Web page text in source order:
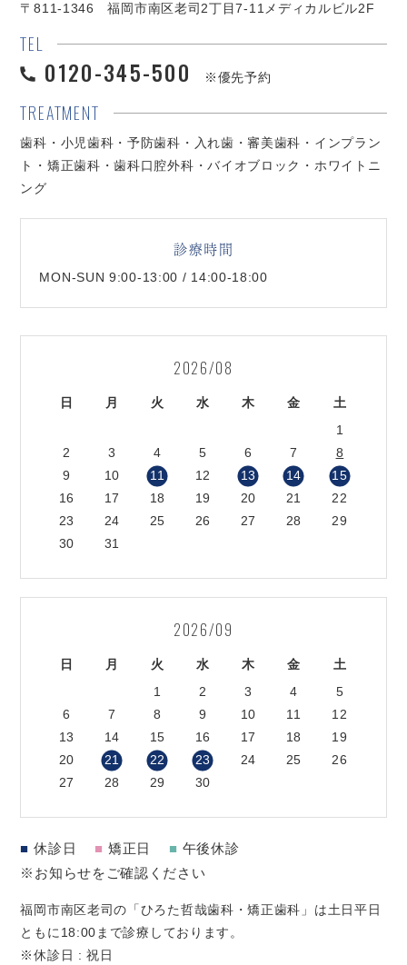
〒811-1346 福岡市南区老司2丁目7-11メディカルビル2F
TEL
0120-345-500 ※優先予約
TREATMENT
歯科・小児歯科・予防歯科・入れ歯・審美歯科・インプラン
ト・矯正歯科・歯科口腔外科・バイオブロック・ホワイトニ
ング
診療時間
MON-SUN 9:00-13:00 / 14:00-18:00
2026/08
日 月 火 水 木 金
土
1
2
3 4 5 6 7
8
9
10 11 12 13 14
15
16
17 18 19 20 21
22
23
24 25 26 27 28
29
30
31
2026/09
日 月 火 水 木 金
土
1
2 3 4
5
6
7 8 9 10 11
12
13
14 15 16 17 18
19
20
21 22 23 24 25
26
27
28 29 30
■ 休診日 ■ 矯正日 ■ 午後休診
※お知らせをご確認ください
福岡市南区老司の「ひろた哲哉歯科・矯正歯科」は土日平日
ともに18:00まで診療しております。
※休診日 : 祝日